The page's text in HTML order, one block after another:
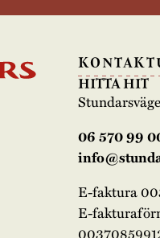
HITTA HIT
06 570 99
E-faktura
E-